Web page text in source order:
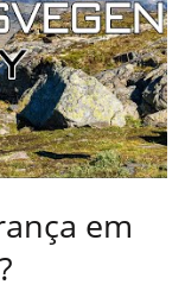
em